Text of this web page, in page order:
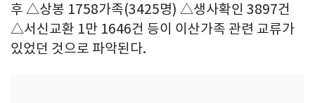
후 △상봉 1758가족(3425명) △생사확인 3897건
△서신교환 1만 1646건 등이 이산가족 관련 교류가
있었던 것으로 파악된다.